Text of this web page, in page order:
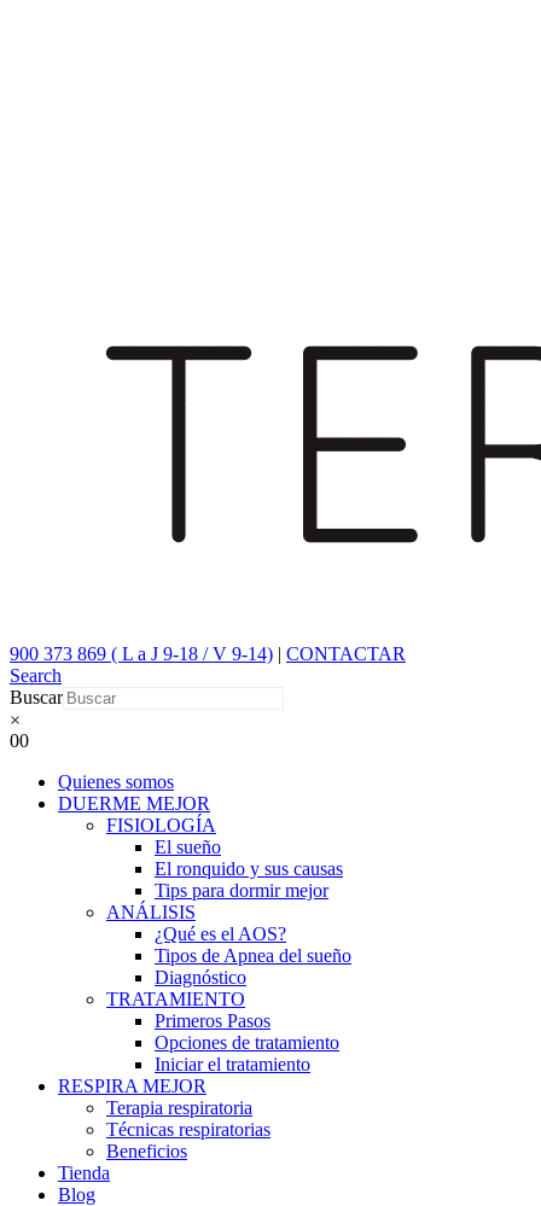
900 373 869 ( L a J 9-18 / V 9-14) | CONTACTAR
Search
Buscar
×
00
Quienes somos
DUERME MEJOR
FISIOLOGÍA
El sueño
El ronquido y sus causas
Tips para dormir mejor
ANÁLISIS
¿Qué es el AOS?
Tipos de Apnea del sueño
Diagnóstico
TRATAMIENTO
Primeros Pasos
Opciones de tratamiento
Iniciar el tratamiento
RESPIRA MEJOR
Terapia respiratoria
Técnicas respiratorias
Beneficios
Tienda
Blog